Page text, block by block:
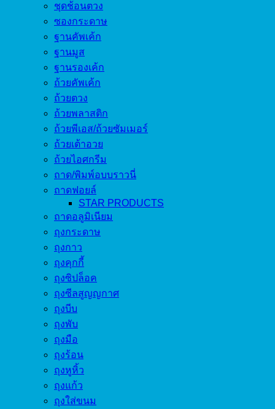
ชุดช้อนตวง
ซองกระดาษ
ฐานคัพเค้ก
ฐานมูส
ฐานรองเค้ก
ถ้วยคัพเค้ก
ถ้วยตวง
ถ้วยพลาสติก
ถ้วยพีเอส/ถ้วยซัมเมอร์
ถ้วยเต้าอวย
ถ้วยไอศกรีม
ถาด/พิมพ์อบบราวนี่
ถาดฟอยล์
STAR PRODUCTS
ถาดอลูมิเนียม
ถุงกระดาษ
ถุงกาว
ถุงคุกกี้
ถุงซิปล็อค
ถุงซีลสูญญกาศ
ถุงบีบ
ถุงพับ
ถุงมือ
ถุงร้อน
ถุงหูหิ้ว
ถุงแก้ว
ถุงใส่ขนม